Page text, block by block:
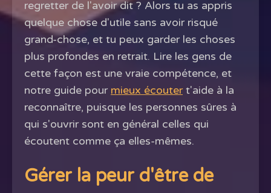
regretter de l'avoir dit ? Alors tu as appris
quelque chose d'utile sans avoir risqué
grand-chose, et tu peux garder les choses
plus profondes en retrait. Lire les gens de
cette façon est une vraie compétence, et
notre guide pour mieux écoutert'aide à la
reconnaître, puisque les personnes sûres à
qui s'ouvrir sont en général celles qui
écoutent comme ça elles-mêmes.
Gérer la peur d'être de